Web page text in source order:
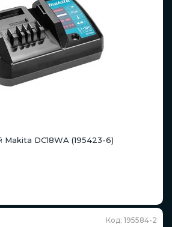
Makita DC18WA (195423-6)
Код: 195584-2